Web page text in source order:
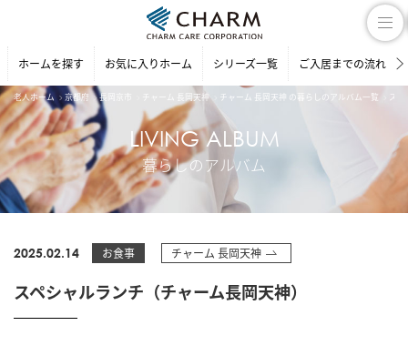
ホームを探す お気に入りホーム シリーズ一覧 ご入居までの流れ
老人ホーム 京都府 長岡京市 チャーム 長岡天神 チャーム 長岡天神 の暮らしのアルバム一覧 ス
LIVING ALBUM
暮らしのアルバム
2025.02.14 お食事 チャーム 長岡天神
スペシャルランチ（チャーム長岡天神）